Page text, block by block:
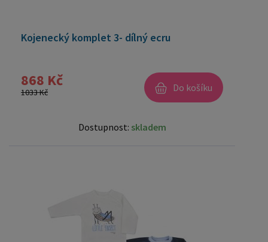
Kojenecký komplet 3- dílný ecru
868 Kč
1033 Kč Do košíku
Dostupnost: skladem